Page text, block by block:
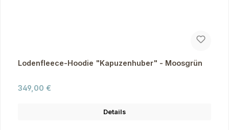
Lodenfleece-Hoodie "Kapuzenhuber" - Moosgrün
Regulärer Preis:
349,00 €
Details